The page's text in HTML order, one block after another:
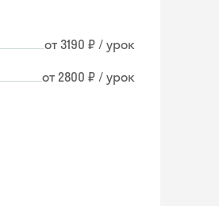
от 3190 ₽ / урок
от 2800 ₽ / урок